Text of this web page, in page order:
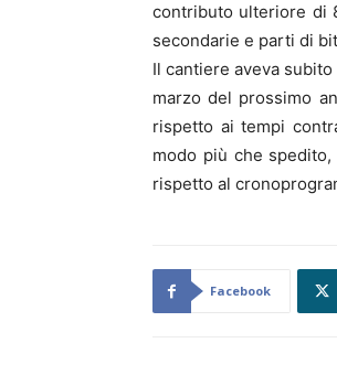
contributo ulteriore di
secondarie e parti di
Il cantiere aveva
marzo del prossimo
rispetto ai tempi
modo più che
rispetto al
Facebook